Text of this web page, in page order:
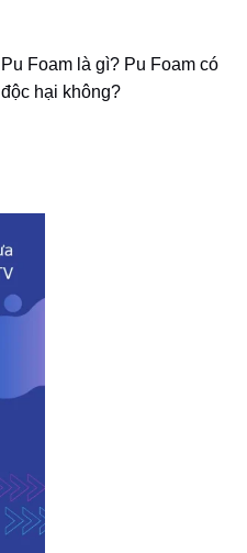
Pu Foam là gì? Pu Foam có
độc hại không?